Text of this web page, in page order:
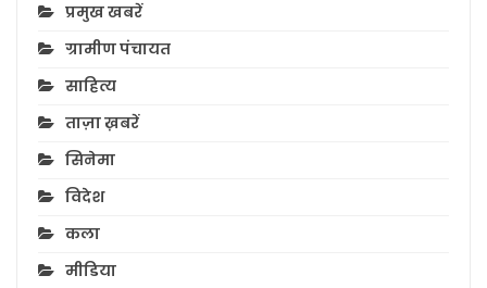
प्रमुख खबरें
ग्रामीण पंचायत
साहित्य
ताज़ा ख़बरें
सिनेमा
विदेश
कला
मीडिया